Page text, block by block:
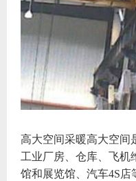
高大空间采暖高大空间
工业厂房、仓库、飞机
馆和展览馆、汽车4S店